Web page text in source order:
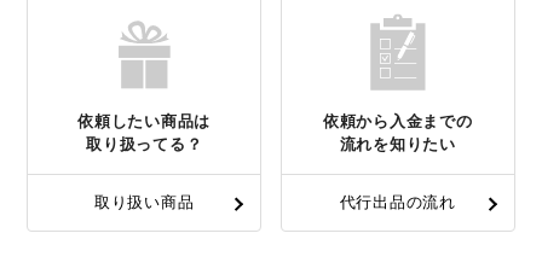
依頼したい商品は
取り扱ってる？
取り扱い商品
依頼から入金までの
流れを知りたい
代行出品の流れ